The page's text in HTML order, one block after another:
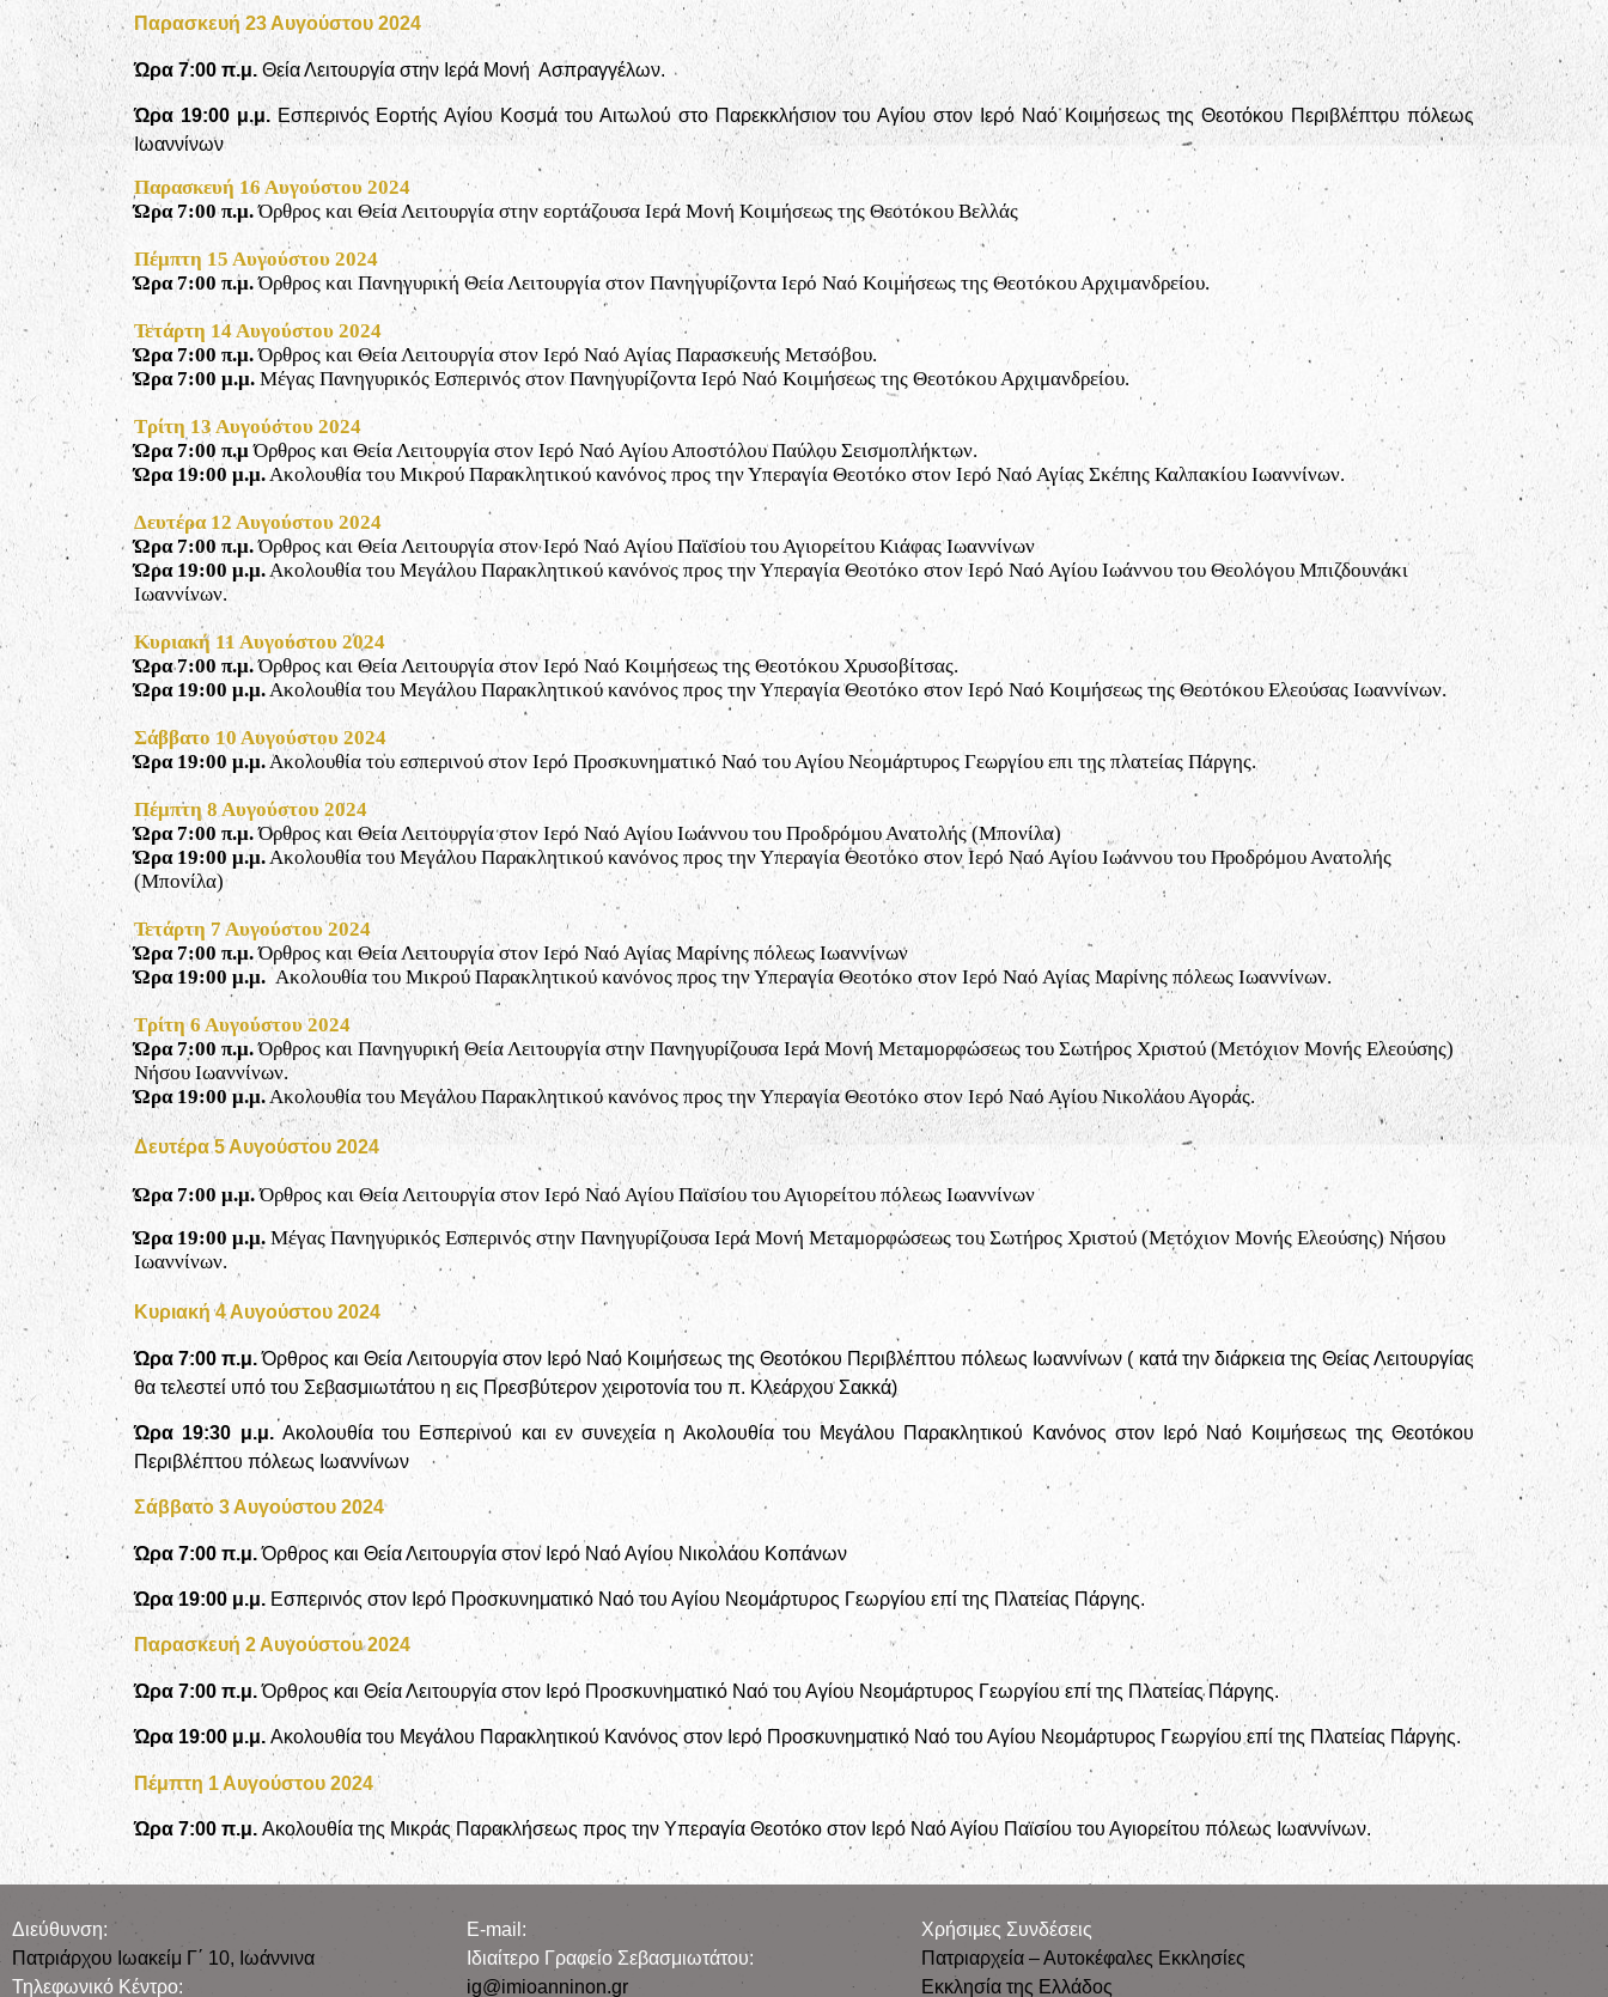
Παρασκευή 23 Αυγούστου 2024
Ώρα 7:00 π.μ. Θεία Λειτουργία στην Ιερά Μονή Ασπραγγέλων.
Ώρα 19:00 μ.μ.Εσπερινός Εορτής Αγίου Κοσμά του Αιτωλού στο Παρεκκλήσιον του Αγίου στον Ιερό Ναό Κοιμήσεως της Θεοτόκου Περιβλέπτου πόλεως
Ιωαννίνων
Παρασκευή 16 Αυγούστου 2024
Ώρα 7:00 π.μ.Όρθρος και Θεία Λειτουργία στην εορτάζουσα Ιερά Μονή Κοιμήσεως της Θεοτόκου Βελλάς
Πέμπτη 15 Αυγούστου 2024
Ώρα 7:00 π.μ.Όρθρος και Πανηγυρική Θεία Λειτουργία στον Πανηγυρίζοντα Ιερό Ναό Κοιμήσεως της Θεοτόκου Αρχιμανδρείου.
Τετάρτη 14 Αυγούστου 2024
Ώρα 7:00 π.μ.Όρθρος και Θεία Λειτουργία στον Ιερό Ναό Αγίας Παρασκευής Μετσόβου.
Ώρα 7:00 μ.μ. Μέγας Πανηγυρικός Εσπερινός στον Πανηγυρίζοντα Ιερό Ναό Κοιμήσεως της Θεοτόκου Αρχιμανδρείου.
Τρίτη 13 Αυγούστου 2024
Ώρα 7:00 π.μΌρθρος και Θεία Λειτουργία στον Ιερό Ναό Αγίου Αποστόλου Παύλου Σεισμοπλήκτων.
Ώρα 19:00 μ.μ.Ακολουθία του Μικρού Παρακλητικού κανόνος προς την Υπεραγία Θεοτόκο στον Ιερό Ναό Αγίας Σκέπης Καλπακίου Ιωαννίνων.
Δευτέρα 12 Αυγούστου 2024
Ώρα 7:00 π.μ.Όρθρος και Θεία Λειτουργία στον Ιερό Ναό Αγίου Παϊσίου του Αγιορείτου Κιάφας Ιωαννίνων
Ώρα 19:00 μ.μ.Ακολουθία του Μεγάλου Παρακλητικού κανόνος προς την Υπεραγία Θεοτόκο στον Ιερό Ναό Αγίου Ιωάννου του Θεολόγου Μπιζδουνάκι
Ιωαννίνων.
Κυριακή 11 Αυγούστου 2024
Ώρα 7:00 π.μ.Όρθρος και Θεία Λειτουργία στον Ιερό Ναό Κοιμήσεως της Θεοτόκου Χρυσοβίτσας.
Ώρα 19:00 μ.μ.Ακολουθία του Μεγάλου Παρακλητικού κανόνος προς την Υπεραγία Θεοτόκο στον Ιερό Ναό Κοιμήσεως της Θεοτόκου Ελεούσας Ιωαννίνων.
Σάββατο 10 Αυγούστου 2024
Ώρα 19:00 μ.μ.Ακολουθία του εσπερινού στον Ιερό Προσκυνηματικό Ναό του Αγίου Νεομάρτυρος Γεωργίου επι της πλατείας Πάργης.
Πέμπτη 8 Αυγούστου 2024
Ώρα 7:00 π.μ.Όρθρος και Θεία Λειτουργία στον Ιερό Ναό Αγίου Ιωάννου του Προδρόμου Ανατολής (Μπονίλα)
Ώρα 19:00 μ.μ.Ακολουθία του Μεγάλου Παρακλητικού κανόνος προς την Υπεραγία Θεοτόκο στον Ιερό Ναό Αγίου Ιωάννου του Προδρόμου Ανατολής
(Μπονίλα)
Τετάρτη 7 Αυγούστου 2024
Ώρα 7:00 π.μ.Όρθρος και Θεία Λειτουργία στον Ιερό Ναό Αγίας Μαρίνης πόλεως Ιωαννίνων
Ώρα 19:00 μ.μ. Ακολουθία του Μικρού Παρακλητικού κανόνος προς την Υπεραγία Θεοτόκο στον Ιερό Ναό Αγίας Μαρίνης πόλεως Ιωαννίνων.
Τρίτη 6 Αυγούστου 2024
Ώρα 7:00 π.μ.Όρθρος και Πανηγυρική Θεία Λειτουργία στην Πανηγυρίζουσα Ιερά Μονή Μεταμορφώσεως του Σωτήρος Χριστού (Μετόχιον Μονής Ελεούσης)
Νήσου Ιωαννίνων.
Ώρα 19:00 μ.μ.Ακολουθία του Μεγάλου Παρακλητικού κανόνος προς την Υπεραγία Θεοτόκο στον Ιερό Ναό Αγίου Νικολάου Αγοράς.
Δευτέρα 5 Αυγούστου 2024
Ώρα 7:00 μ.μ.Όρθρος και Θεία Λειτουργία στον Ιερό Ναό Αγίου Παϊσίου του Αγιορείτου πόλεως Ιωαννίνων
Ώρα 19:00 μ.μ. Μέγας Πανηγυρικός Εσπερινός στην Πανηγυρίζουσα Ιερά Μονή Μεταμορφώσεως του Σωτήρος Χριστού (Μετόχιον Μονής Ελεούσης) Νήσου
Ιωαννίνων.
Κυριακή 4 Αυγούστου 2024
Ώρα 7:00 π.μ.Όρθρος και Θεία Λειτουργία στον Ιερό Ναό Κοιμήσεως της Θεοτόκου Περιβλέπτου πόλεως Ιωαννίνων ( κατά την διάρκεια της Θείας Λειτουργίας
θα τελεστεί υπό του Σεβασμιωτάτου η εις Πρεσβύτερον χειροτονία του π. Κλεάρχου Σακκά)
Ώρα 19:30 μ.μ. Ακολουθία του Εσπερινού και εν συνεχεία η Ακολουθία του Μεγάλου Παρακλητικού Κανόνος στον Ιερό Ναό Κοιμήσεως της Θεοτόκου
Περιβλέπτου πόλεως Ιωαννίνων
Σάββατο 3 Αυγούστου 2024
Ώρα 7:00 π.μ.Όρθρος και Θεία Λειτουργία στον Ιερό Ναό Αγίου Νικολάου Κοπάνων
Ώρα 19:00 μ.μ. Εσπερινός στον Ιερό Προσκυνηματικό Ναό του Αγίου Νεομάρτυρος Γεωργίου επί της Πλατείας Πάργης.
Παρασκευή 2 Αυγούστου 2024
Ώρα 7:00 π.μ.Όρθρος και Θεία Λειτουργία στον Ιερό Προσκυνηματικό Ναό του Αγίου Νεομάρτυρος Γεωργίου επί της Πλατείας Πάργης.
Ώρα 19:00 μ.μ.Ακολουθία του Μεγάλου Παρακλητικού Κανόνος στον Ιερό Προσκυνηματικό Ναό του Αγίου Νεομάρτυρος Γεωργίου επί της Πλατείας Πάργης.
Πέμπτη 1 Αυγούστου 2024
Ώρα 7:00 π.μ. Ακολουθία της Μικράς Παρακλήσεως προς την Υπεραγία Θεοτόκο στον Ιερό Ναό Αγίου Παϊσίου του Αγιορείτου πόλεως Ιωαννίνων.
Διεύθυνση:
Πατριάρχου Ιωακείμ Γ΄ 10, Iωάννινα
Τηλεφωνικό Κέντρο:
E-mail:
Iδιαίτερο Γραφείο Σεβασμιωτάτου:
ig@imioanninon.gr
Χρήσιμες Συνδέσεις
Πατριαρχεία – Αυτοκέφαλες Εκκλησίες
Εκκλησία της Ελλάδος